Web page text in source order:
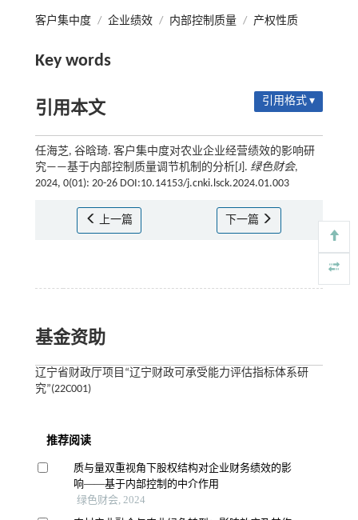
客户集中度 / 企业绩效 / 内部控制质量 / 产权性质
Key words
引用本文 引用格式 ▾
任海芝, 谷晗琦. 客户集中度对农业企业经营绩效的影响研
究——基于内部控制质量调节机制的分析[J]. 绿色财会,
2024, 0(01): 20-26 DOI:10.14153/j.cnki.lsck.2024.01.003
上一篇 下一篇
基金资助
辽宁省财政厅项目“辽宁财政可承受能力评估指标体系研
究”(22C001)